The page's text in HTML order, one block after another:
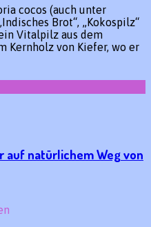
cocos (auch unter
Brot“, „Kokospilz“
Vitalpilz aus dem
Kernholz von Kiefer, wo er
auf natürlichem Weg von